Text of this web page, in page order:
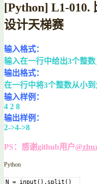
[Python] L1-010.
设计天梯赛
输入格式：
输入在一行中给出3个整数
输出格式：
在一行中将3个整数从小到
输入样例：
4 2 8
输出样例：
2->4->8
PS：感谢github用户
Python